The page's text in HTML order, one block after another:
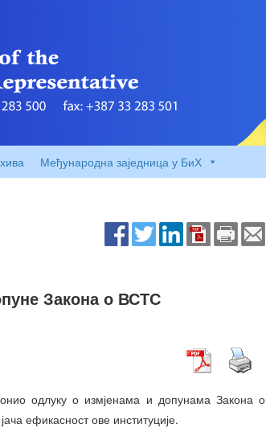
Међународна заједница у БиХ
Закона о ВСТС
одлуку о измјенама и допунама Закона о
ефикасност ове институције.